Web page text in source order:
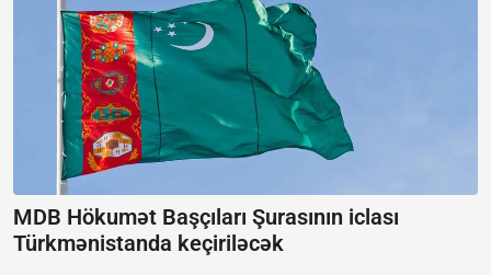
MDB Hökumət Başçıları Şurasının iclası
Türkmənistanda keçiriləcək